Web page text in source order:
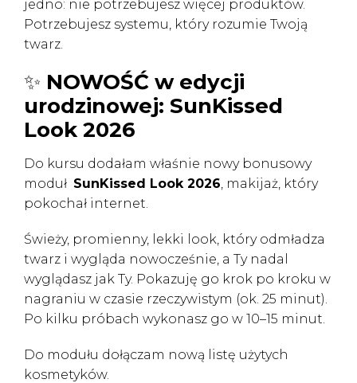
jedno: nie potrzebujesz więcej produktów.
Potrzebujesz systemu, który rozumie Twoją
twarz.
✨ NOWOŚĆ w edycji
urodzinowej: SunKissed
Look 2026
Do kursu dodałam właśnie nowy bonusowy
moduł SunKissed Look 2026, makijaż, który
pokochał internet.
Świeży, promienny, lekki look, który odmładza
twarz i wygląda nowocześnie, a Ty nadal
wyglądasz jak Ty. Pokazuję go krok po kroku w
nagraniu w czasie rzeczywistym (ok. 25 minut).
Po kilku próbach wykonasz go w 10–15 minut.
Do modułu dołączam nową listę użytych
kosmetyków.